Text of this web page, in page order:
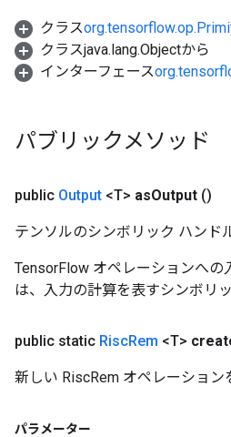
クラス
クラスjava.lang.Objectから
インターフェース
パブリックメソッド
public Output <T> asOutput ()
テンソルのシンボリック ハンド
TensorFlow オペレーションへ
は、入力の計算を表すシンボリ
public static RiscRem <T>
新しい RiscRem オペレーショ
パラメーター